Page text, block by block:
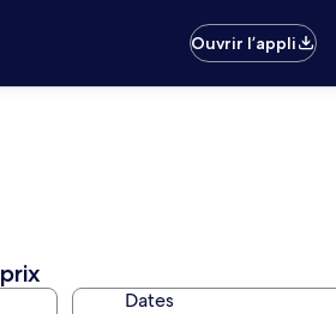
Ouvrir l’appli
Dates